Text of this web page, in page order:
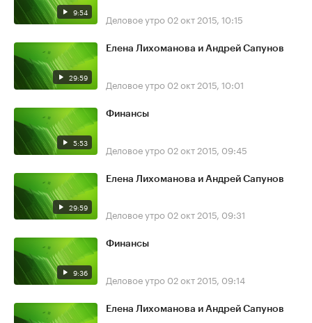
9:54 Деловое утро 02 окт 2015, 10:15
29:59
Елена Лихоманова и Андрей Сапунов
Деловое утро 02 окт 2015, 10:01
5:53
Финансы
Деловое утро 02 окт 2015, 09:45
29:59
Елена Лихоманова и Андрей Сапунов
Деловое утро 02 окт 2015, 09:31
9:36
Финансы
Деловое утро 02 окт 2015, 09:14
Елена Лихоманова и Андрей Сапунов